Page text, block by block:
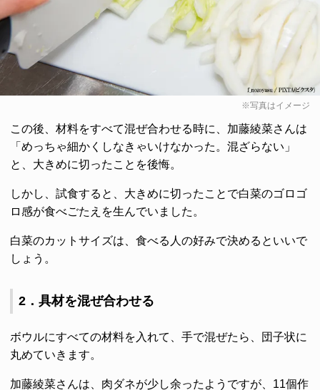
※写真はイメージ
この後、材料をすべて混ぜ合わせる時に、加藤綾菜さんは
「めっちゃ細かくしなきゃいけなかった。混ざらない」
と、大きめに切ったことを後悔。
しかし、試食すると、大きめに切ったことで白菜のゴロゴ
ロ感が食べごたえを生んでいました。
白菜のカットサイズは、食べる人の好みで決めるといいで
しょう。
2．具材を混ぜ合わせる
ボウルにすべての材料を入れて、手で混ぜたら、団子状に
丸めていきます。
加藤綾菜さんは、肉ダネが少し余ったようですが、11個作